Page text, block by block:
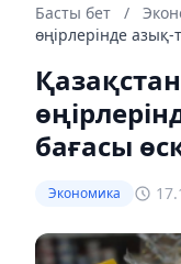
Басты бет /
өңірлерінде азық-
бағасы
Экономика